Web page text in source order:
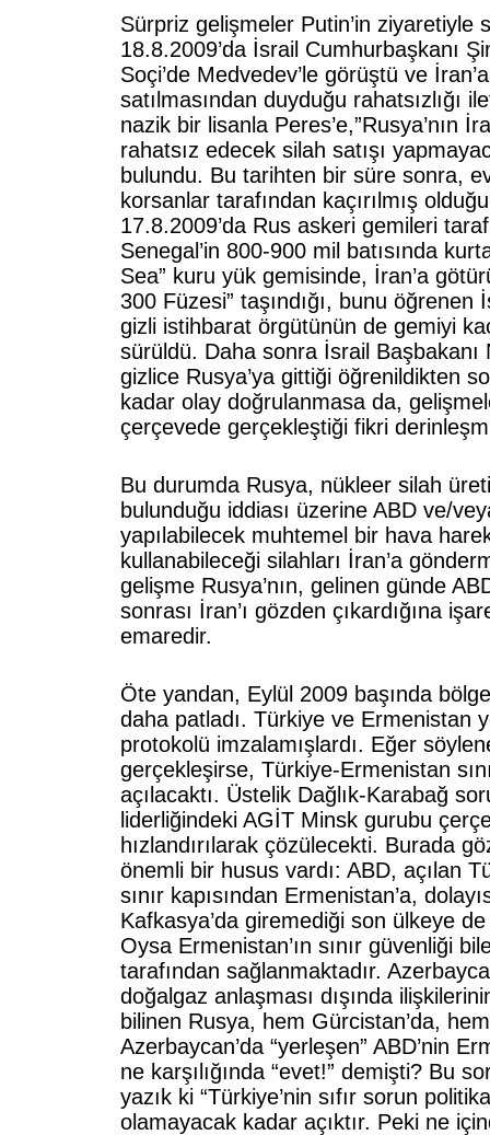
Sürpriz gelişmeler Putin’in ziyaretiyle
18.8.2009’da İsrail Cumhurbaşkanı
Soçi’de Medvedev’le görüştü ve
satılmasından duyduğu rahatsızlığı
nazik bir lisanla Peres’e,”Rusya’nın
rahatsız edecek silah satışı
bulundu. Bu tarihten bir süre sonra,
korsanlar tarafından kaçırılmış
17.8.2009’da Rus askeri gemileri
Senegal’in 800-900 mil batısında
Sea” kuru yük gemisinde, İran’a
300 Füzesi” taşındığı, bunu öğrenen
gizli istihbarat örgütünün de gemiyi
sürüldü. Daha sonra İsrail Başbakanı
gizlice Rusya’ya gittiği öğrenildikten
kadar olay doğrulanmasa da,
çerçevede gerçekleştiği fikri
Bu durumda Rusya, nükleer silah
bulunduğu iddiası üzerine ABD ve/
yapılabilecek muhtemel bir hava
kullanabileceği silahları İran’a
gelişme Rusya’nın, gelinen günde
sonrası İran’ı gözden çıkardığına
emaredir.
Öte yandan, Eylül 2009 başında
daha patladı. Türkiye ve Ermenistan
protokolü imzalamışlardı. Eğer
gerçekleşirse, Türkiye-Ermenistan
açılacaktı. Üstelik Dağlık-Karabağ
liderliğindeki AGİT Minsk gurubu
hızlandırılarak çözülecekti. Burada
önemli bir husus vardı: ABD, açılan
sınır kapısından Ermenistan’a,
Kafkasya’da giremediği son ülkeye
Oysa Ermenistan’ın sınır güvenliği
tarafından sağlanmaktadır.
doğalgaz anlaşması dışında
bilinen Rusya, hem Gürcistan’da,
Azerbaycan’da “yerleşen” ABD’nin
ne karşılığında “evet!” demişti? Bu
yazık ki “Türkiye’nin sıfır sorun
olamayacak kadar açıktır. Peki ne